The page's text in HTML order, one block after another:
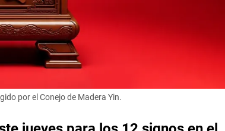
por el Conejo de Madera Yin.